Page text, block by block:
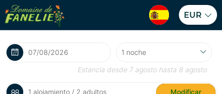
EUR
Estancia desde 7 agosto hasta 8 agosto
1 alojamiento / 2 adultos Modificar